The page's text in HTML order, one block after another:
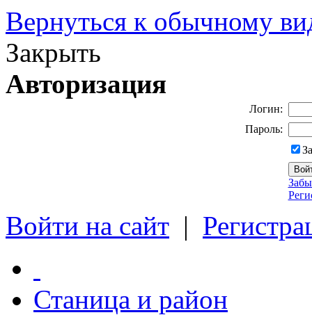
Вернуться к обычному
Закрыть
Авторизация
Логин:
Пароль:
Войти на сайт |
Станица и район